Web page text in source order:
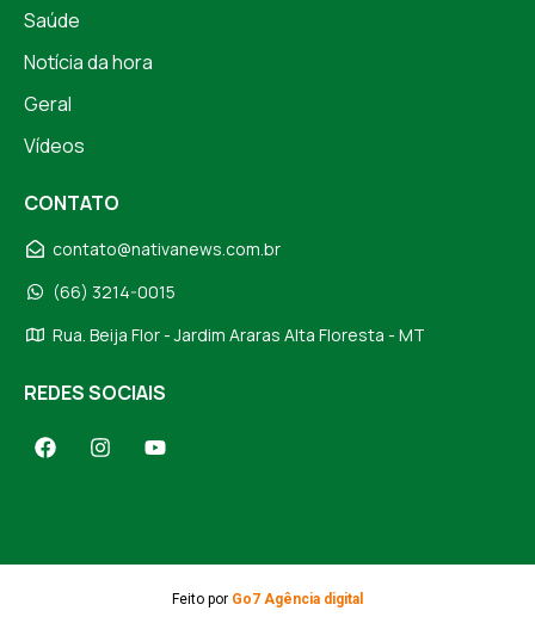
Saúde
Notícia da hora
Geral
Vídeos
CONTATO
contato@nativanews.com.br
(66) 3214-0015
Rua. Beija Flor - Jardim Araras Alta Floresta - MT
REDES SOCIAIS
Feito por Go7 Agência digital